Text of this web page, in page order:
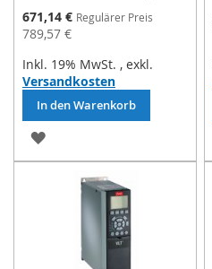
Sonderpreis
671,14 € Regulärer Preis
789,57 €
Inkl. 19% MwSt. , exkl.
Versandkosten
In den Warenkorb
ZUR
WUNSCHLISTE
HINZUFÜGEN